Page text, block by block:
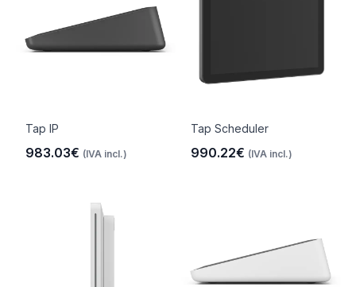
Tap IP
983.03€ (IVA incl.)
Tap Scheduler
990.22€ (IVA incl.)